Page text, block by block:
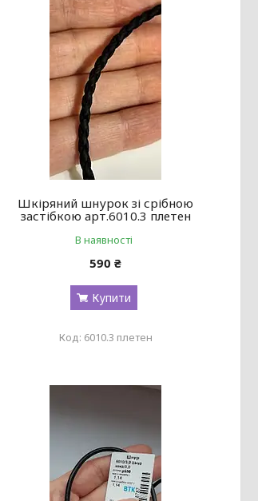
Шкіряний шнурок зі срібною
застібкою арт.6010.3 плетен
В наявності
590 ₴
Купити
6010.3 плетен